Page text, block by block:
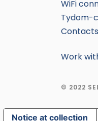
WiFi
Tydom-
Contacts
Work
© 2022
Notice at collection